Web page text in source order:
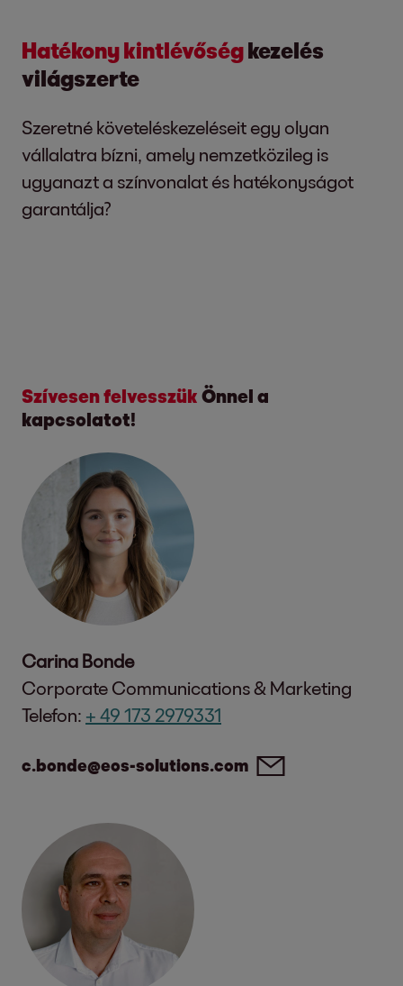
Hatékony kintlévőségkezelés
világszerte
Szeretné követeléskezeléseit egy olyan
vállalatra bízni, amely nemzetközileg is
ugyanazt a színvonalat és hatékonyságot
garantálja?
Szívesen felvesszük Önnel a
kapcsolatot!
Carina Bonde
Corporate Communications & Marketing
Telefon: + 49 173 2979331
c.bonde@eos-solutions.com